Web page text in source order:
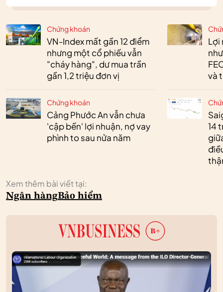
Chứng khoán
VN-Index mất gần 12 điểm
nhưng một cổ phiếu vẫn
"cháy hàng", dư mua trần
gần 1,2 triệu đơn vị
Chứng khoán
Cảng Phước An vẫn chưa
'cập bến' lợi nhuận, nợ vay
phình to sau nửa năm
Lợi
và
14
Xem thêm bài viết tại:
Ngân hàngBảo hiểm